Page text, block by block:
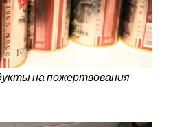
на пожертвования